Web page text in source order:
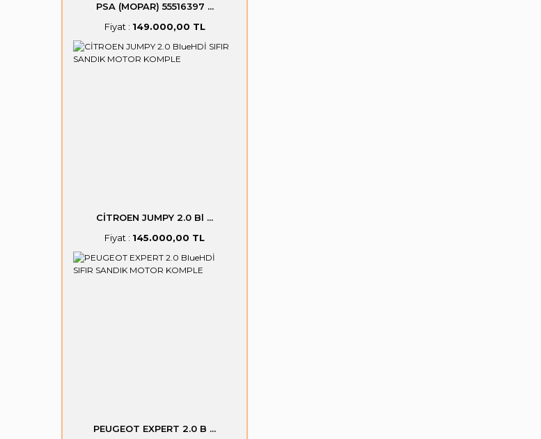
PSA (MOPAR) 55516397 ...
Fiyat : 149.000,00 TL
CİTROEN JUMPY 2.0 Bl ...
Fiyat : 145.000,00 TL
PEUGEOT EXPERT 2.0 B ...